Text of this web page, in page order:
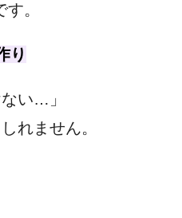
。
り
い…」
れません。